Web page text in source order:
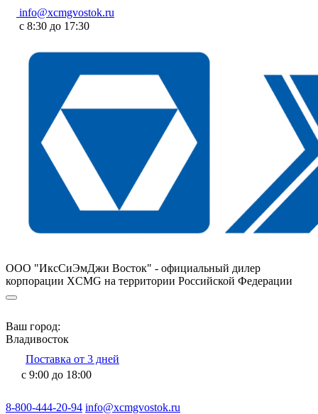
info@xcmgvostok.ru
с 8:30 до 17:30
ООО "ИксСиЭмДжи Восток" - официальный дилер
корпорации XCMG на территории Российской Федерации
Ваш город:
Владивосток
Поставка от 3 дней
с 9:00 до 18:00
8-800-444-20-94 info@xcmgvostok.ru